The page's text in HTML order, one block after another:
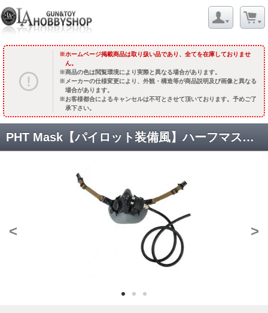
ホームページ掲載商品は取り扱い品であり、全てを在庫しておりませ
ん。
商品の色は閲覧環境により実際と異なる場合があります。
メーカーの仕様変更により、外観・構造等が商品説明及び画像と異なる
場合があります。
お客様都合によるキャンセルは不可とさせて頂いております。予めご了
承下さい。
PHT Mask【パイロット装備風】ハーフマスク【ヘルメット取付タイプ】 [THG-TMC3013] [品切中.再生産待ち]
< >